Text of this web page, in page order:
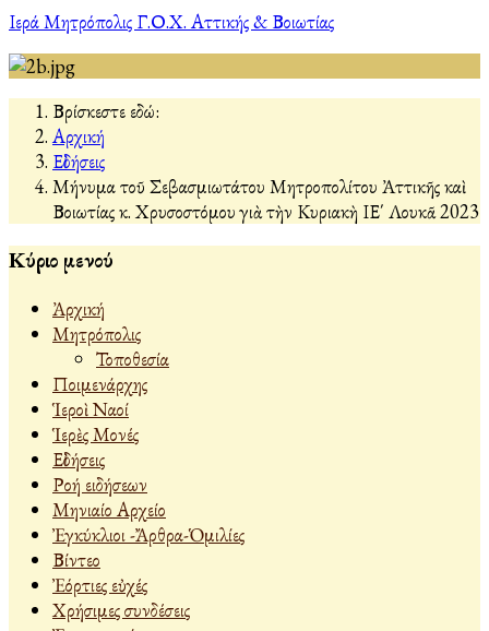
Ιερά Μητρόπολις Γ.Ο.Χ. Αττικής & Βοιωτίας
Βρίσκεστε εδώ:
Αρχική
Εἰδήσεις
Μήνυμα τοῦ Σεβασμιωτάτου Μητροπολίτου Ἀττικῆς καὶ
Βοιωτίας κ. Χρυσοστόμου γιὰ τὴν Κυριακὴ ΙΕ΄ Λουκᾶ 2023
Κύριο μενού
Ἀρχική
Μητρόπολις
Τοποθεσία
Ποιμενάρχης
Ἱεροὶ Ναοί
Ἱερὲς Μονές
Εἰδήσεις
Ροή ειδήσεων
Μηνιαίο Αρχείο
Ἐγκύκλιοι -Ἄρθρα-Ὁμιλίες
Βίντεο
Ἐόρτιες εὐχές
Χρήσιμες συνδέσεις